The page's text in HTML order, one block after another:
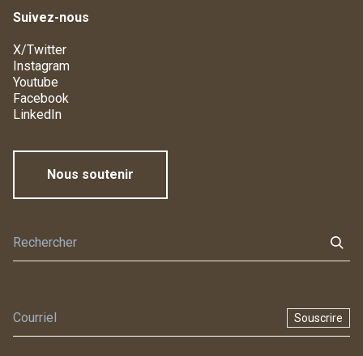
Suivez-nous
X/Twitter
Instagram
Youtube
Facebook
LinkedIn
Nous soutenir
Souscrire